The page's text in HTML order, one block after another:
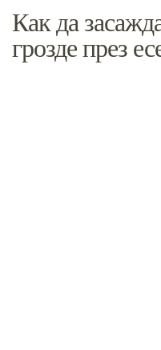
Как да
грозде през